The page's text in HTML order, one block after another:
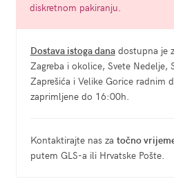
diskretnom pakiranju.
Dostava istoga danadostupna je
Zagreba i okolice, Svete Nedelje,
Zaprešića i Velike Gorice radnim
zaprimljene do 16:00h.
Kontaktirajte nas za točno
putem GLS-a ili Hrvatske Pošte.